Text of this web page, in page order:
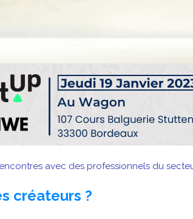
avec des professionnels du
créateurs ?